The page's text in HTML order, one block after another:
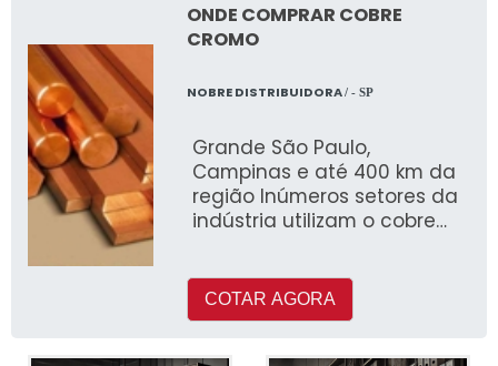
ONDE COMPRAR COBRE
CROMO
NOBRE DISTRIBUIDORA/ - SP
Grande São Paulo,
Campinas e até 400 km da
região Inúmeros setores da
indústria utilizam o cobre
COTAR AGORA